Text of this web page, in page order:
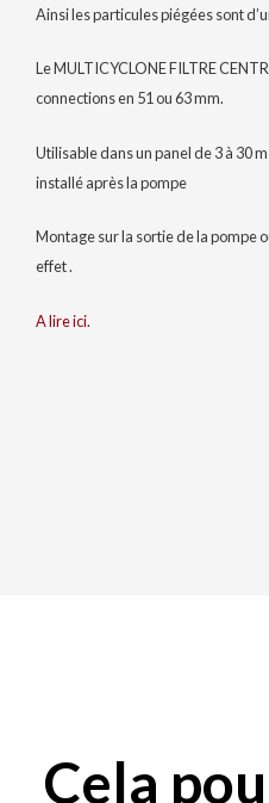
Ainsi les particules piégées sont
Le MULTICYCLONE FILTRE
connections en 51 ou 63 mm.
Utilisable dans un panel de 3 à 30
installé après la pompe
Montage sur la sortie de la pompe
effet .
A lire ici.
Cela